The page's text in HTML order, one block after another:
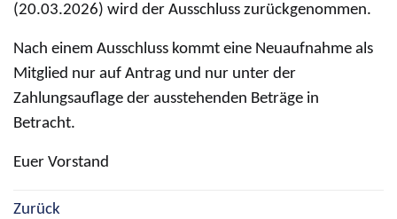
(20.03.2026) wird der Ausschluss zurückgenommen.
Nach einem Ausschluss kommt eine Neuaufnahme als
Mitglied nur auf Antrag und nur unter der
Zahlungsauflage der ausstehenden Beträge in
Betracht.
Euer Vorstand
Zurück